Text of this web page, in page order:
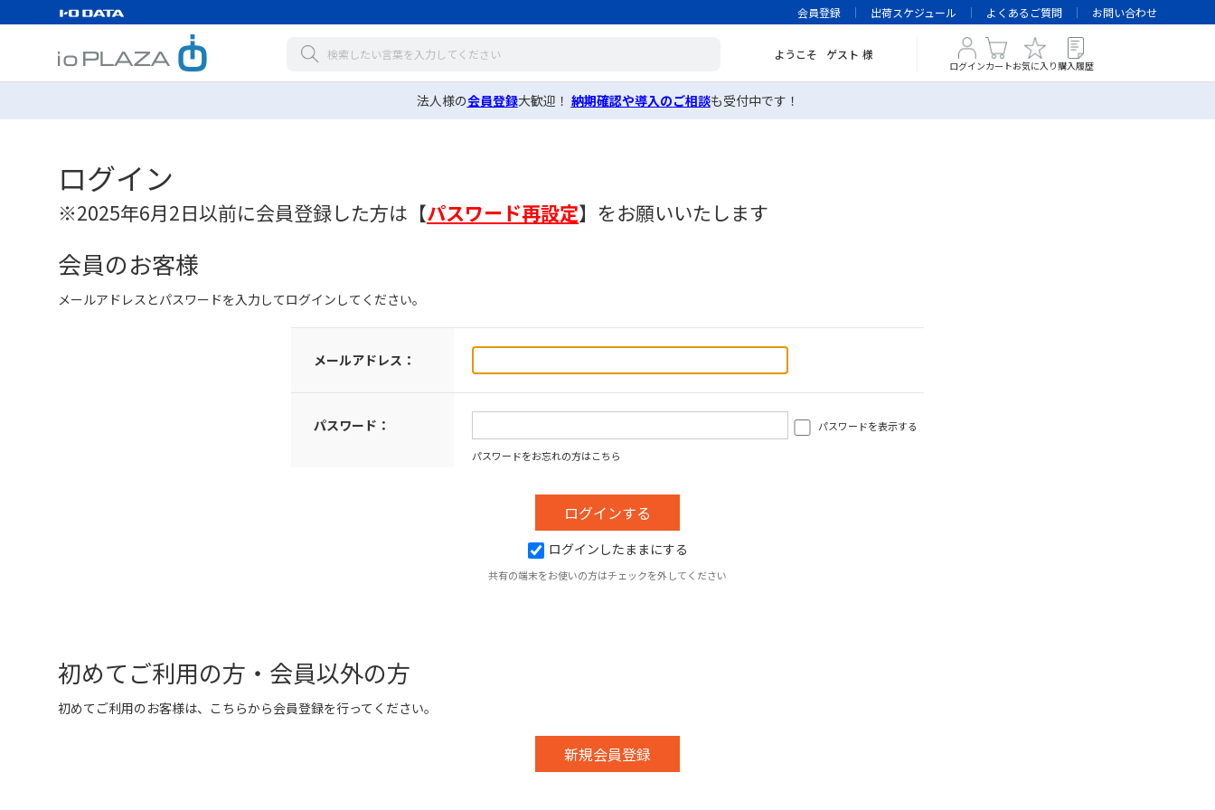
会員登録 出荷スケジュール よくあるご質問 お問い合わせ
ようこそ ゲスト 様
ログインカートお気に入り 購入履歴
法人様の会員登録大歓迎！ 納期確認や導入のご相談も受付中です！
ログイン
※2025年6月2日以前に会員登録した方は 【パスワード再設定】 をお願いいたします
会員のお客様
メールアドレスとパスワードを入力してログインしてください。
メールアドレス：
パスワード： パスワードを表示する
パスワードをお忘れの方はこちら
ログインしたままにする
共有の端末をお使いの方はチェックを外してください
初めてご利用の方・会員以外の方
初めてご利用のお客様は、こちらから会員登録を行ってください。